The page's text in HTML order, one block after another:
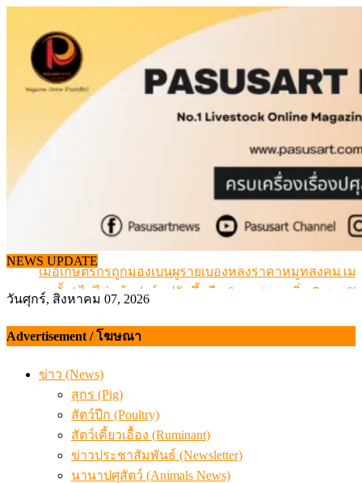
content
NEWS UPDATE
สกัดลักลอบนำเข้าเอ็นโคแช่แข็งกว่า 12.6 ตัน สมุทรสาคร
เมื่อเกษตรกรถูกมองเป็นผู้ร้ายเบื้องหลังราคาหมูที่สังคมไม่
สุดอั้น! ไข่ไก่หน้าฟาร์มปรับขึ้นอีก 6 บาท/แผง เริ่ม 7 ส.ค.69
เดินหน้าดัน “ราคากลางโคเนื้อ” แก้ปัญหาราคาโคเนื้อตก
เมื่อเกษตรกรถูกมองเป็นผู้ร้ายเบื้องหลังราคาหมูที่สังคมไม่
วันศุกร์, สิงหาคม 07, 2026
Advertisement / โฆษณา
ข่าว (News)
สุกร (Pig)
สัตว์ปีก (Poultry)
สัตว์เคี้ยวเอื้อง (Ruminant)
ข่าวประชาสัมพันธ์ (Newsletter)
นานาปศุสัตว์ (Animals News)